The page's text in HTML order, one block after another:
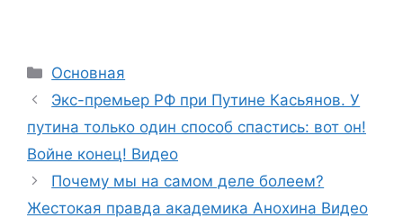
Рубрики
Основная
Экс-премьер РФ при Путине Касьянов. У
путина только один способ спастись: вот он!
Войне конец! Видео
Почему мы на самом деле болеем?
Жестокая правда академика Анохина Видео